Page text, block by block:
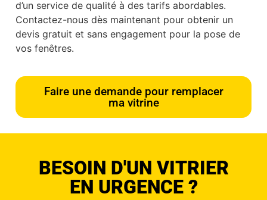
d’un service de qualité à des tarifs abordables.
Contactez-nous dès maintenant pour obtenir un
devis gratuit et sans engagement pour la pose de
vos fenêtres.
Faire une demande pour remplacer
ma vitrine
BESOIN D'UN VITRIER
EN URGENCE ?